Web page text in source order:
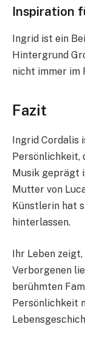
Inspiration
Ingrid ist ein
Hintergrund
nicht immer im
Fazit
Ingrid Cordalis
Persönlichkeit,
Musik geprägt
Mutter von
Künstlerin hat
hinterlassen.
Ihr Leben
Verborgenen
berühmten
Persönlichkeit